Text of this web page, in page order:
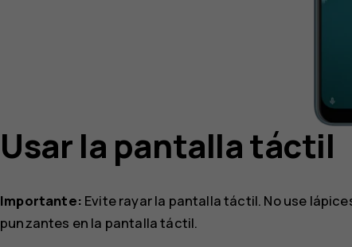
Usar la pantalla táctil
Importante: Evite rayar la pantalla táctil. No use
punzantes en la pantalla táctil.